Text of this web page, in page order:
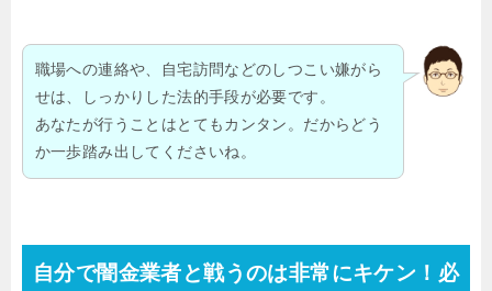
職場への連絡や、自宅訪問などのしつこい嫌がら
せは、しっかりした法的手段が必要です。
あなたが行うことはとてもカンタン。だからどう
か一歩踏み出してくださいね。
自分で闇金業者と戦うのは非常にキケン！必